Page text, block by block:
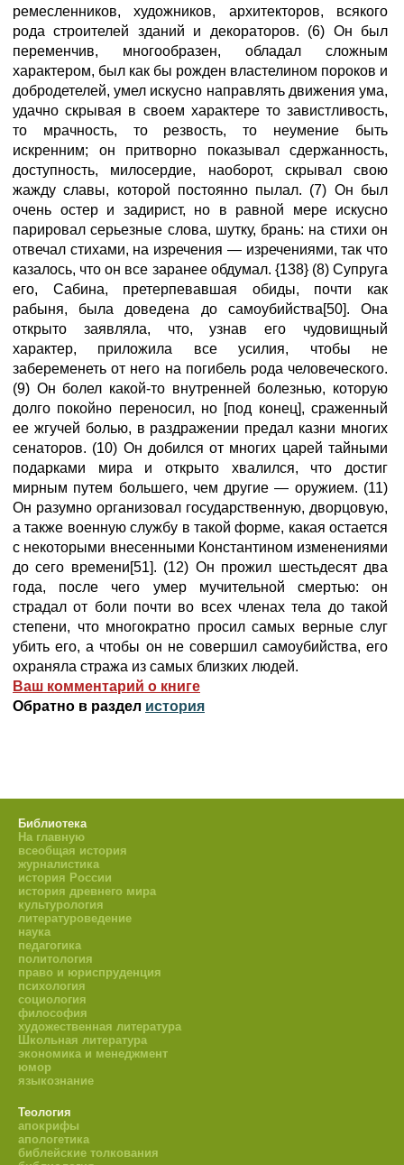
ремесленников, художников, архитекторов, всякого
рода строителей зданий и декораторов. (6) Он был
переменчив, многообразен, обладал сложным
характером, был как бы рожден властелином пороков и
добродетелей, умел искусно направлять движения ума,
удачно скрывая в своем характере то завистливость,
то мрачность, то резвость, то неумение быть
искренним; он притворно показывал сдержанность,
доступность, милосердие, наоборот, скрывал свою
жажду славы, которой постоянно пылал. (7) Он был
очень остер и задирист, но в равной мере искусно
парировал серьезные слова, шутку, брань: на стихи он
отвечал стихами, на изречения — изречениями, так что
казалось, что он все заранее обдумал. {138} (8) Супруга
его, Сабина, претерпевавшая обиды, почти как
рабыня, была доведена до самоубийства[50]. Она
открыто заявляла, что, узнав его чудовищный
характер, приложила все усилия, чтобы не
забеременеть от него на погибель рода человеческого.
(9) Он болел какой-то внутренней болезнью, которую
долго покойно переносил, но [под конец], сраженный
ее жгучей болью, в раздражении предал казни многих
сенаторов. (10) Он добился от многих царей тайными
подарками мира и открыто хвалился, что достиг
мирным путем большего, чем другие — оружием. (11)
Он разумно организовал государственную, дворцовую,
а также военную службу в такой форме, какая остается
с некоторыми внесенными Константином изменениями
до сего времени[51]. (12) Он прожил шестьдесят два
года, после чего умер мучительной смертью: он
страдал от боли почти во всех членах тела до такой
степени, что многократно просил самых верные слуг
убить его, а чтобы он не совершил самоубийства, его
охраняла стража из самых близких людей.
Ваш комментарий о книге
Обратно в раздел история
Библиотека
На главную
всеобщая история
журналистика
история России
история древнего мира
культурология
литературоведение
наука
педагогика
политология
право и юриспруденция
психология
социология
философия
художественная литература
Школьная литература
экономика и менеджмент
юмор
языкознание
Теология
апокрифы
апологетика
библейские толкования